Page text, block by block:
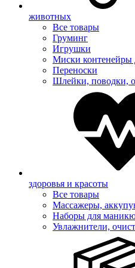
животных
Все товары
Груминг
Игрушки
Миски контенейры
Переноски
Шлейки, поводки,
здоровья и красоты
Все товары
Массажеры,
Наборы для
Увлажнители,